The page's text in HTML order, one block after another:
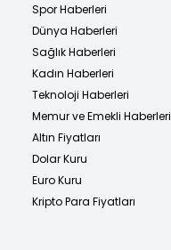
Spor Haberleri
Dünya Haberleri
Sağlık Haberleri
Kadın Haberleri
Teknoloji Haberleri
Memur ve Emekli Haberleri
Altın Fiyatları
Dolar Kuru
Euro Kuru
Kripto Para Fiyatları